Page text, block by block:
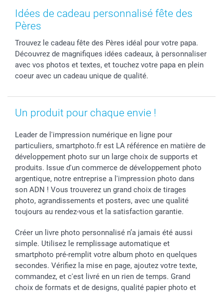
Coques smartphone
Stickers & Etiquettes
Dénicheur d'idées cadeau
Fête des Mères
Fête des Pères
Baptême
Rentrée des classes
Droit de rétraction
Plaintes
Gestion des cookies
Partenariats & Influence
Aide
smartbonus
Livraison
Modes de paiement
Grandes quantités
Idées de cadeau personnalisé fête des
Pères
Trouvez le cadeau fête des Pères idéal pour votre papa.
Découvrez de magnifiques idées cadeaux, à personnaliser
avec vos photos et textes, et touchez votre papa en plein
coeur avec un cadeau unique de qualité.
Un produit pour chaque envie !
Leader de l'impression numérique en ligne pour
particuliers, smartphoto.fr est LA référence en matière de
développement photo sur un large choix de supports et
produits. Issue d'un commerce de développement photo
argentique, notre entreprise a l'impression photo dans
son ADN ! Vous trouverez un grand choix de tirages
photo, agrandissements et posters, avec une qualité
toujours au rendez-vous et la satisfaction garantie.
Créer un livre photo personnalisé n’a jamais été aussi
simple. Utilisez le remplissage automatique et
smartphoto pré-remplit votre album photo en quelques
secondes. Vérifiez la mise en page, ajoutez votre texte,
commandez, et c'est livré en un rien de temps. Grand
choix de formats et de designs, qualité papier photo et